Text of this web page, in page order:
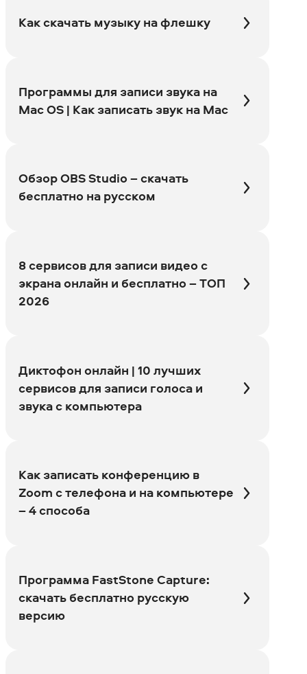
Как скачать музыку на флешку
Программы для записи звука на
Mac OS | Как записать звук на Mac
Обзор OBS Studio – скачать
бесплатно на русском
8 сервисов для записи видео с
экрана онлайн и бесплатно – ТОП
2026
Диктофон онлайн | 10 лучших
сервисов для записи голоса и
звука с компьютера
Как записать конференцию в
Zoom с телефона и на компьютере
– 4 способа
Программа FastStone Capture:
скачать бесплатно русскую
версию